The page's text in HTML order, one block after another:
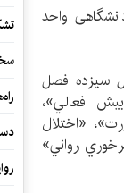
واحد
سیزده فصل
فعالي»،
«اختلال
رواني»